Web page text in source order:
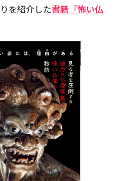
を紹介した書籍『怖い仏